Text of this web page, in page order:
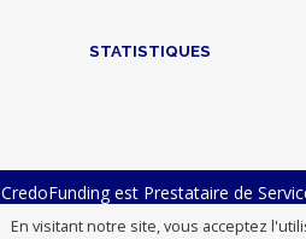
En visitant notre site, vous acceptez
STATISTIQUES
CredoFunding est Prestataire de
n° FP-2023-23 et Intermédiaire en